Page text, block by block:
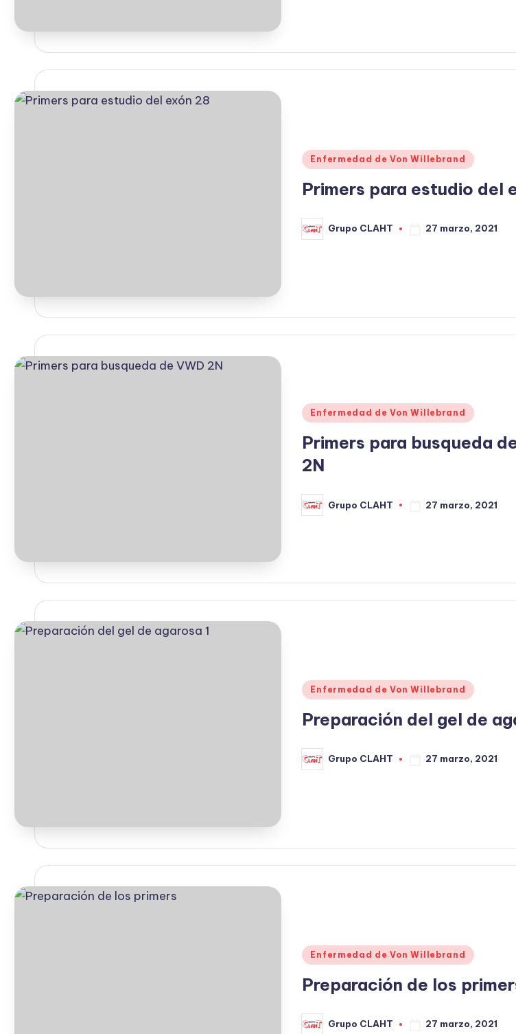
Enfermedad de Von Willebrand
Primers para estudio del
Grupo CLAHT 27 marzo, 2021
Enfermedad de Von Willebrand
Primers para busqueda
2N
Grupo CLAHT 27 marzo, 2021
Enfermedad de Von Willebrand
Preparación del gel de
Grupo CLAHT 27 marzo, 2021
Enfermedad de Von Willebrand
Preparación de los
Grupo CLAHT 27 marzo, 2021